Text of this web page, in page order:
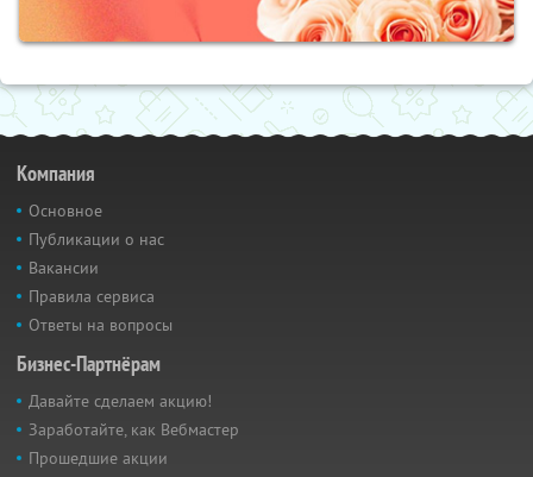
Компания
Основное
Публикации о нас
Вакансии
Правила сервиса
Ответы на вопросы
Бизнес-Партнёрам
Давайте сделаем акцию!
Заработайте, как Вебмастер
Прошедшие акции